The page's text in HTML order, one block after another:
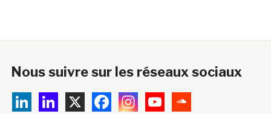
Nous suivre sur les réseaux sociaux